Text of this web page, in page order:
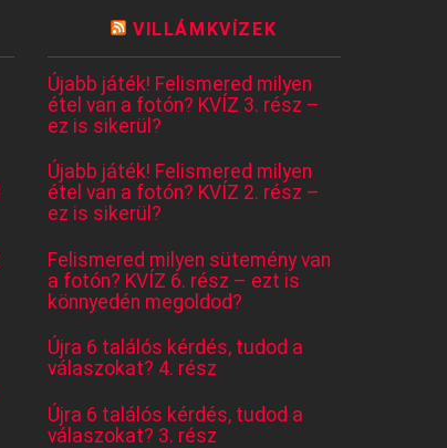
VILLÁMKVÍZEK
Újabb játék! Felismered milyen
étel van a fotón? KVÍZ 3. rész –
ez is sikerül?
Újabb játék! Felismered milyen
étel van a fotón? KVÍZ 2. rész –
ez is sikerül?
Felismered milyen sütemény van
a fotón? KVÍZ 6. rész – ezt is
könnyedén megoldod?
Újra 6 találós kérdés, tudod a
válaszokat? 4. rész
Újra 6 találós kérdés, tudod a
válaszokat? 3. rész